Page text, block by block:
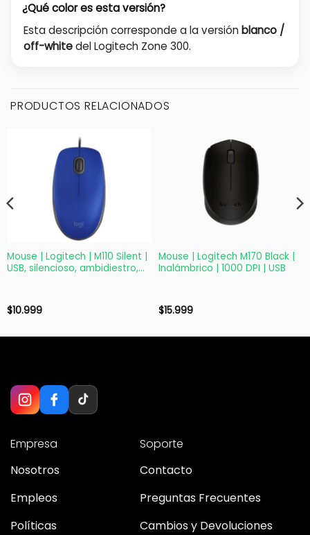
¿Qué color es esta versión?
Esta descripción corresponde a la versiónblanco /
off-whitedel Logitech Zone 300.
PRODUCTOS RELACIONADOS
Mouse | Logitech | M110 Silent |
USB, silencioso, ambidiestro,
$10.999
Mouse | Logitech M170 Black |
Inalámbrico | 1000 DPI | USB
$15.999
Empresa
Nosotros
Empleos
Políticas
Soporte
Contacto
Preguntas Frecuentes
Cambios y Devoluciones